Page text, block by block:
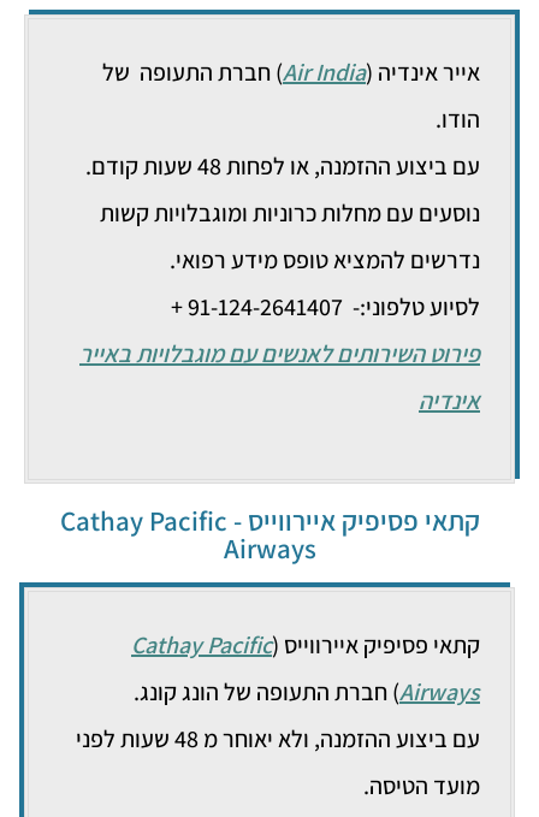
אייר אינדיה (Air India) חברת התעופה של
הודו.
עם ביצוע ההזמנה, או לפחות 48 שעות קודם.
נוסעים עם מחלות כרוניות ומוגבלויות קשות
נדרשים להמציא טופס מידע רפואי.
לסיוע טלפוני:- 91-124-2641407 +
פירוט השירותים לאנשים עם מוגבלויות באייר
אינדיה
קתאי פסיפיק איירווייס - Cathay Pacific
Airways
קתאי פסיפיק איירווייס (Cathay Pacific
Airways) חברת התעופה של הונג קונג.
עם ביצוע ההזמנה, ולא יאוחר מ 48 שעות לפני
מועד הטיסה.